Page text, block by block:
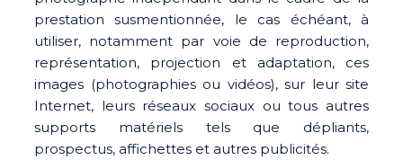
prestation susmentionnée, le cas échéant, à
utiliser, notamment par voie de reproduction,
représentation, projection et adaptation, ces
images (photographies ou vidéos), sur leur site
Internet, leurs réseaux sociaux ou tous autres
supports matériels tels que dépliants,
prospectus, affichettes et autres publicités.